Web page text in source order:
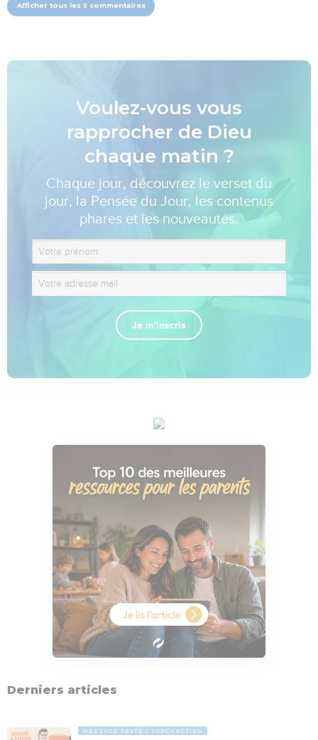
Afficher tous les 5 commentaires
Voulez-vous vous
rapprocher de Dieu
chaque matin ?
Chaque jour, découvrez le verset du
jour, la Pensée du Jour, les contenus
phares et les nouveautés.
Je m'inscris
Derniers articles
MESSAGE TEXTE TOPCHRÉTIEN